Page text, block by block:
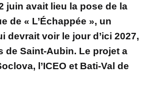
juin avait lieu la pose de la
de « L’Échappée », un
devrait voir le jour d’ici 2027,
de Saint-Aubin. Le projet a
l’ICEO et Bati-Val de